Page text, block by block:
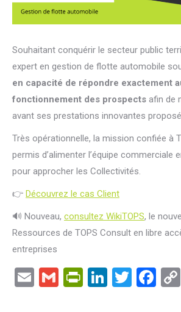
Souhaitant conquérir le secteur public
expert en gestion de flotte automobile
en capacité de répondre exactement
fonctionnement des prospects afin de
avant ses prestations innovantes
Très opérationnelle, la mission confiée à
permis d’alimenter l’équipe commerciale
pour approcher les Collectivités.
👉 Découvrez le cas Client
🔊 Nouveau, consultez WikiTOPS, le
Ressources de TOPS Consult en libre
entreprises
EmailGmail LinkedIn